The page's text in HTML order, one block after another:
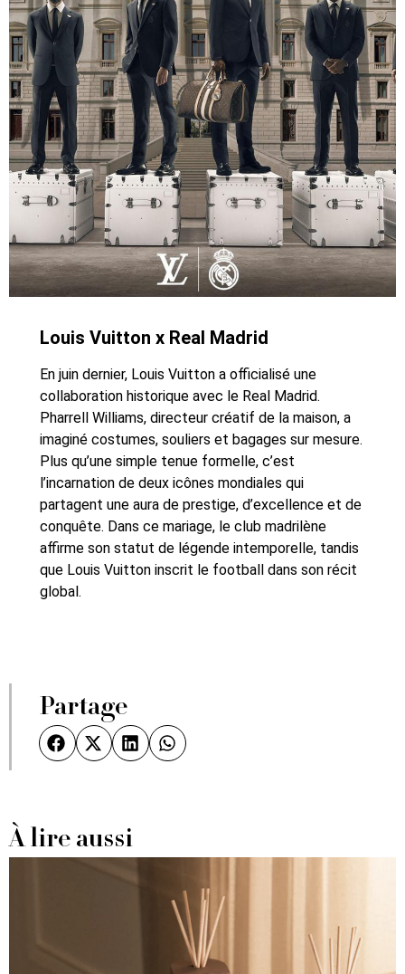
Louis Vuitton x Real Madrid
En juin dernier, Louis Vuitton a officialisé une
collaboration historique avec le Real Madrid.
Pharrell Williams, directeur créatif de la maison, a
imaginé costumes, souliers et bagages sur mesure.
Plus qu’une simple tenue formelle, c’est
l’incarnation de deux icônes mondiales qui
partagent une aura de prestige, d’excellence et de
conquête. Dans ce mariage, le club madrilène
affirme son statut de légende intemporelle, tandis
que Louis Vuitton inscrit le football dans son récit
global.
Partage
À lire aussi